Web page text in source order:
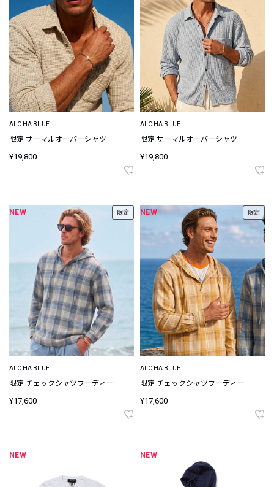
ALOHA BLUE
限定 サーマルオーバーシャツ
¥19,800
ALOHA BLUE
限定 サーマルオーバーシャツ
¥19,800
NEW 限定
ALOHA BLUE
限定 チェックシャツフーディー
¥17,600
NEW 限定
ALOHA BLUE
限定 チェックシャツフーディー
¥17,600
NEW NEW